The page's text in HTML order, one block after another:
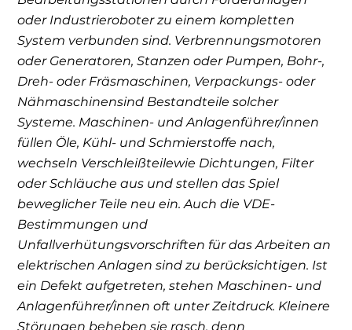
oder Industrieroboter zu einem kompletten
System verbunden sind. Verbrennungsmotoren
oder Generatoren, Stanzen oder Pumpen, Bohr-,
Dreh- oder Fräsmaschinen, Verpackungs- oder
Nähmaschinensind Bestandteile solcher
Systeme. Maschinen- und Anlagenführer/innen
füllen Öle, Kühl- und Schmierstoffe nach,
wechseln Verschleißteilewie Dichtungen, Filter
oder Schläuche aus und stellen das Spiel
beweglicher Teile neu ein. Auch die VDE-
Bestimmungen und
Unfallverhütungsvorschriften für das Arbeiten an
elektrischen Anlagen sind zu berücksichtigen. Ist
ein Defekt aufgetreten, stehen Maschinen- und
Anlagenführer/innen oft unter Zeitdruck. Kleinere
Störungen beheben sie rasch, denn